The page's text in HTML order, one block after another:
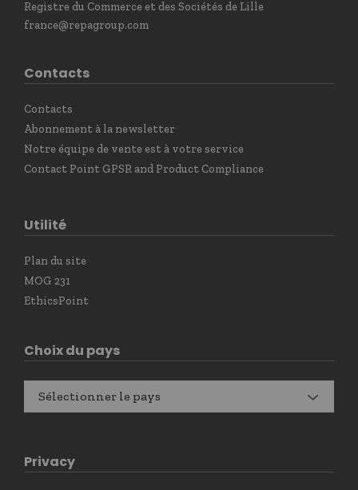
Registre du Commerce et des Sociétés de Lille
france@repagroup.com
Contacts
Contacts
Abonnement à la newsletter
Notre équipe de vente est à votre service
Contact Point GPSR and Product Compliance
Utilité
Plan du site
MOG 231
EthicsPoint
Choix du pays
Sélectionner le pays
Privacy